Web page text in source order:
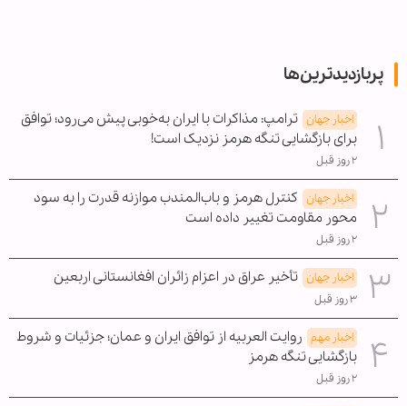
پربازدیدترین‌ها
اخبار جهان ترامپ: مذاکرات با ایران به‌خوبی پیش می‌رود؛ توافق
برای بازگشایی تنگه هرمز نزدیک است!
۲ روز قبل
اخبار جهان کنترل هرمز و باب‌المندب موازنه قدرت را به سود
محور مقاومت تغییر داده است
۲ روز قبل
اخبار جهان تأخیر عراق در اعزام زائران افغانستانی اربعین
۳ روز قبل
اخبار مهم روایت العربیه از توافق ایران و عمان؛ جزئیات و شروط
بازگشایی تنگه هرمز
۲ روز قبل